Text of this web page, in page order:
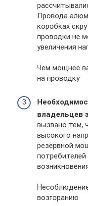
Провода
коробках
проводки не
увеличения
Чем мощнее
на проводку
владельцев
вызвано тем,
высокого
резервной
возгоранию